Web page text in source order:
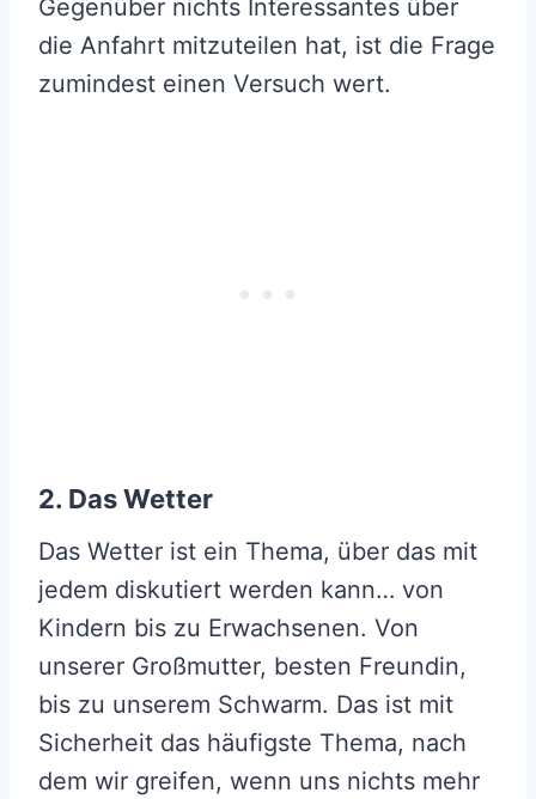
Gegenüber nichts Interessantes über
die Anfahrt mitzuteilen hat, ist die Frage
zumindest einen Versuch wert.
2. Das Wetter
Das Wetter ist ein Thema, über das mit
jedem diskutiert werden kann… von
Kindern bis zu Erwachsenen. Von
unserer Großmutter, besten Freundin,
bis zu unserem Schwarm. Das ist mit
Sicherheit das häufigste Thema, nach
dem wir greifen, wenn uns nichts mehr